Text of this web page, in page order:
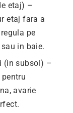
etaj) –
etaj fara a
pe
in baie.
(in subsol) –
avarie